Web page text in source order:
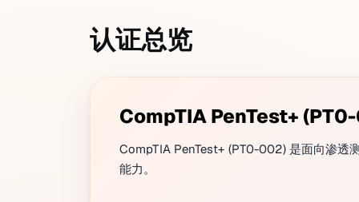
认证总览
CompTIA PenTest+
CompTIA PenTest+ (PT0-002) 是面向渗透
能力。